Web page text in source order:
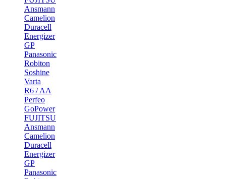
Ansmann
Camelion
Duracell
Energizer
GP
Panasonic
Robiton
Soshine
Varta
R6 / AA
Perfeo
GoPower
FUJITSU
Ansmann
Camelion
Duracell
Energizer
GP
Panasonic